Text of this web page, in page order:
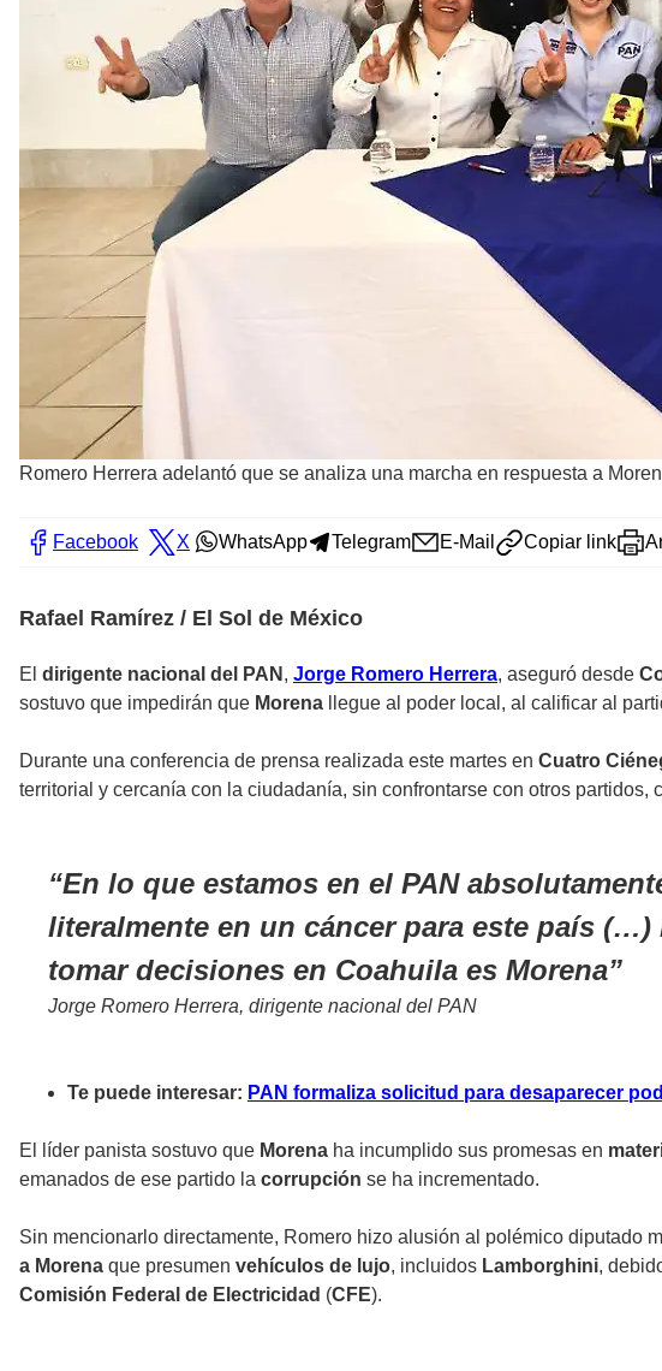
Romero Herrera adelantó que se analiza una marcha en respuesta a
Facebook X WhatsApp Telegram E-Mail Copiar link
Rafael Ramírez / El Sol de México
El dirigente nacional del PAN , Jorge Romero Herrera, aseguró desde
sostuvo que impedirán que Morena llegue al poder local, al calificar al
Durante una conferencia de prensa realizada este martes en Cuatro
territorial y cercanía con la ciudadanía, sin confrontarse con otros partidos,
En lo que estamos en el PAN
literalmente en un cáncer para este país
tomar decisiones en Coahuila es Morena
Jorge Romero Herrera, dirigente nacional del PAN
Te puede interesar: PAN formaliza solicitud para desaparecer
El líder panista sostuvo que Morena ha incumplido sus promesas en
emanados de ese partido la corrupción se ha incrementado.
Sin mencionarlo directamente, Romero hizo alusión al polémico diputado
a Morena que presumen vehículos de lujo, incluidos Lamborghini,
Comisión Federal de Electricidad (CFE).